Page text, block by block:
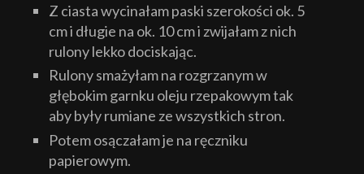
Z ciasta wycinałam paski szerokości ok. 5
cm i długie na ok. 10 cm i zwijałam z nich
rulony lekko dociskając.
Rulony smażyłam na rozgrzanym w
głębokim garnku oleju rzepakowym tak
aby były rumiane ze wszystkich stron.
Potem osączałam je na ręczniku
papierowym.